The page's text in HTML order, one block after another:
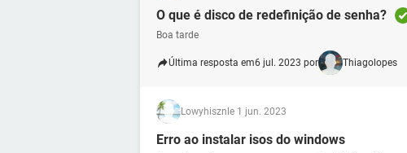
O que é disco de redefinição de senha?
Boa tarde
Última resposta em6 jul. 2023 por Thiagolopes
Lowyhiszn le 1 jun. 2023
Erro ao instalar isos do windows